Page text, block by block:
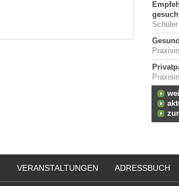
VERANSTALTUNGEN ADRESSBUCH